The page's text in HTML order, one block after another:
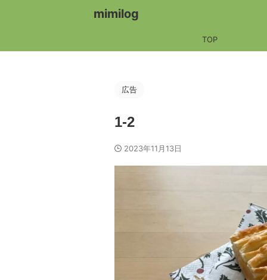
mimilog
TOP
広告
1-2
2023年11月13日